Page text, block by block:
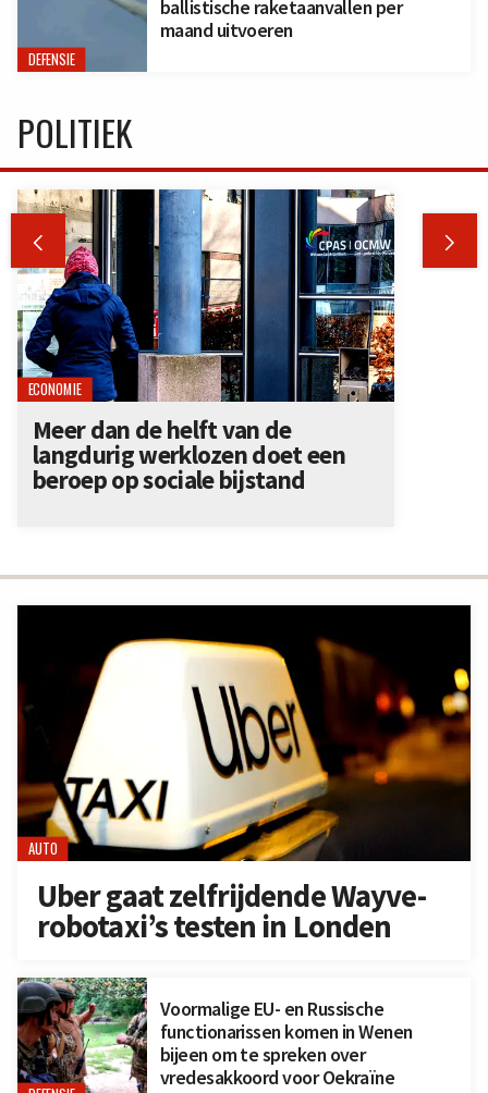
DEFENSIE
ballistische raketaanvallen per
maand uitvoeren
AUTO
Uber gaat zelfrijdende Wayve-
robotaxi’s testen in Londen
Voormalige EU- en Russische
functionarissen komen in Wenen
bijeen om te spreken over
vredesakkoord voor Oekraïne
POLITIEK
 
ECONOMIE
Meer dan de helft van de
langdurig werklozen doet een
beroep op sociale bijstand